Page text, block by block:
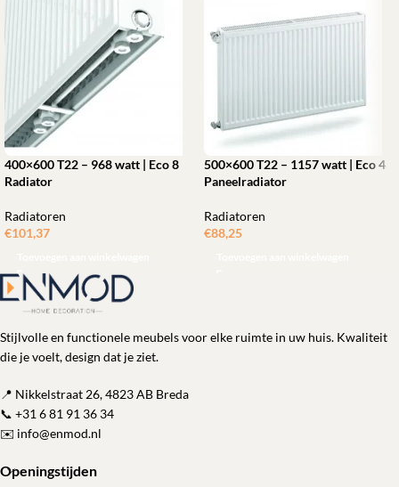
400×600 T22 – 968 watt | Eco 8
Radiator
Radiatoren
€101,37
500×600 T22 – 1157 watt | Eco 4
Paneelradiator
Radiatoren
€88,25
Stijlvolle en functionele meubels voor elke ruimte in uw huis. Kwaliteit
die je voelt, design dat je ziet.
📍 Nikkelstraat 26, 4823 AB Breda
📞 +31 6 81 91 36 34
✉️ info@enmod.nl
Openingstijden